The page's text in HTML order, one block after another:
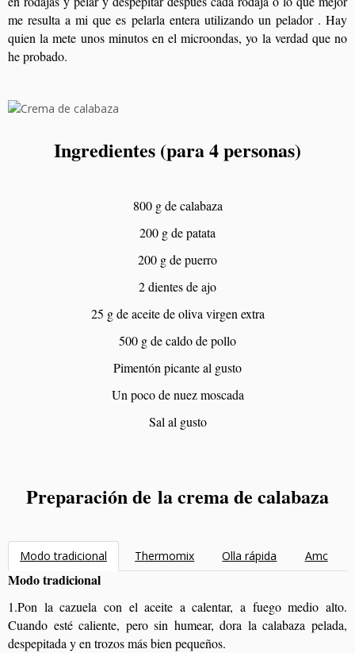
me resulta a mi que es pelarla entera utilizando un pelador . Hay
quien la mete unos minutos en el microondas, yo la verdad que no
he probado.
Ingredientes (para 4 personas)
800 g de calabaza
200 g de patata
200 g de puerro
2 dientes de ajo
25 g de aceite de oliva virgen extra
500 g de caldo de pollo
Pimentón picante al gusto
Un poco de nuez moscada
Sal al gusto
Preparación de la crema de calabaza
Modo tradicional Thermomix Olla rápida Amc
Modo tradicional
1.Pon la cazuela con el aceite a calentar, a fuego medio alto.
Cuando esté caliente, pero sin humear, dora la calabaza pelada,
despepitada y en trozos más bien pequeños.